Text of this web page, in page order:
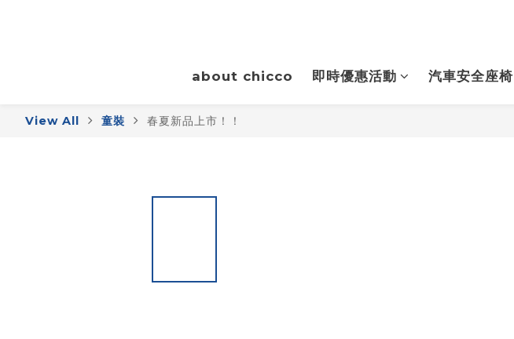
about chicco 即時優惠活動 汽車安全座椅
View All 童裝 春夏新品上市！！